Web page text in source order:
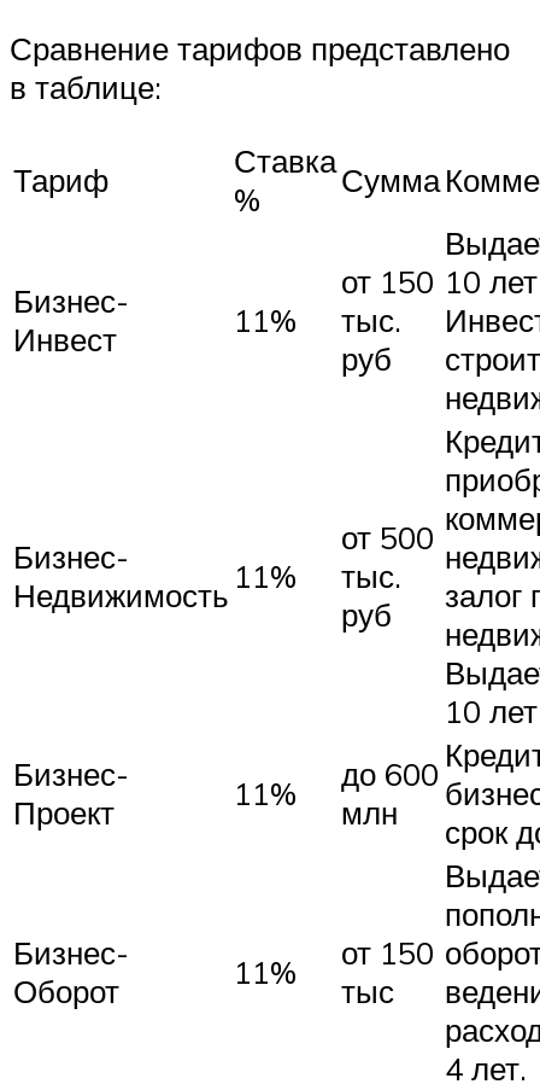
Сравнение тарифов представлено
в таблице:
Тариф
Ставка
%
Сумма
Бизнес-
Инвест
11%
от 150
тыс.
руб
10
Бизнес-
Недвижимость 11%
от 500
тыс.
руб
залог
10
Бизнес-
Проект
11%
до 600
млн
срок
Бизнес-
Оборот
11%
от 150
тыс
4 лет.